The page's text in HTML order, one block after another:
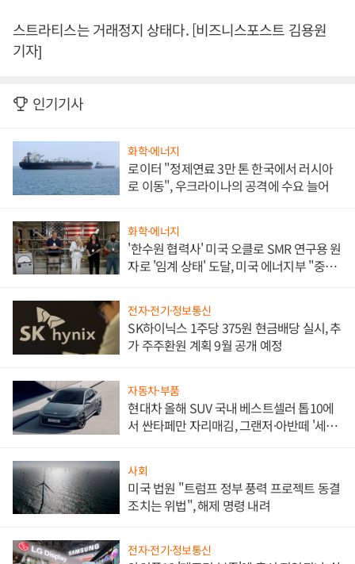
스트라티스는 거래정지 상태다. [비즈니스포스트 김용원
기자]
인기기사
화학·에너지
로이터 "정제연료 3만 톤 한국에서 러시아
로 이동", 우크라이나의 공격에 수요 늘어
화학·에너지
'한수원 협력사' 미국 오클로 SMR 연구용 원
자로 '임계 상태' 도달, 미국 에너지부 "중요
전자·전기·정보통신
SK하이닉스 1주당 375원 현금배당 실시, 추
가 주주환원 계획 9월 공개 예정
자동차·부품
현대차 올해 SUV 국내 베스트셀러 톱10에
서 싼타페만 자리매김, 그랜저·아반떼 '세단
사회
미국 법원 "트럼프 정부 풍력 프로젝트 동결
조치는 위법", 해제 명령 내려
전자·전기·정보통신